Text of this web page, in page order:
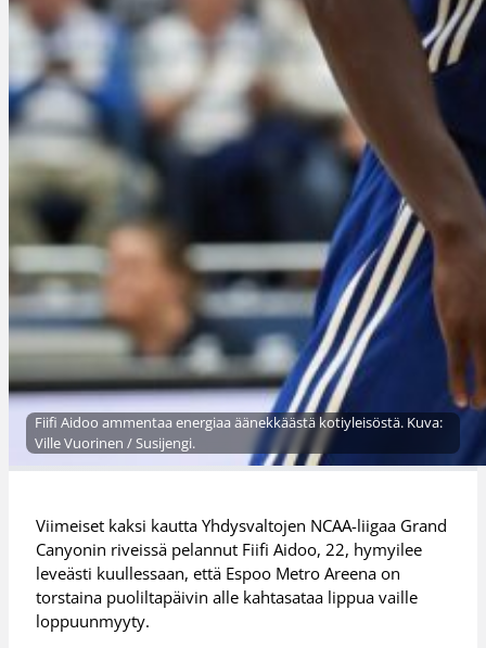
Fiifi Aidoo ammentaa energiaa äänekkäästä kotiyleisöstä. Kuva:
Ville Vuorinen / Susijengi.
Viimeiset kaksi kautta Yhdysvaltojen NCAA-liigaa Grand
Canyonin riveissä pelannut Fiifi Aidoo, 22, hymyilee
leveästi kuullessaan, että Espoo Metro Areena on
torstaina puoliltapäivin alle kahtasataa lippua vaille
loppuunmyyty.